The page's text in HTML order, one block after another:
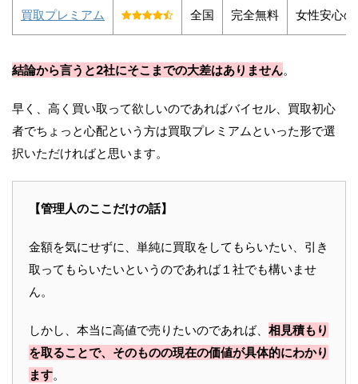
買取プレミアム 全国 完全無料 女性安心
結論から言うと2社にそこまでの大差はありません。
早く、高く買い取って欲しいのであればバイセル、買取初心
者でちょっと心配という方は買取プレミアムといった形で選
択いただければと思います。
【管理人のここだけの話】
金額を気にせずに、単純に買取をしてもらいたい、引き
取ってもらいたいというのであれば１社でも構いませ
ん。
しかし、本当に高値で売りたいのであれば、 相見積もり
を取ることで、そのものの現在の価値が具体的にわかり
ます。